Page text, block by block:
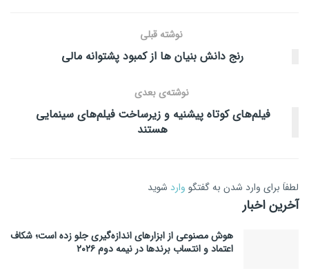
نوشته قبلی
رنج دانش بنیان ها از کمبود پشتوانه مالی
نوشته‌ی بعدی
فیلم‌های کوتاه پیشنیه و زیرساخت فیلم‌های سینمایی
هستند
لطفاَ برای وارد شدن به گفتگو وارد شوید
آخرین اخبار
هوش مصنوعی از ابزارهای اندازه‌گیری جلو زده است؛ شکاف
اعتماد و انتساب برندها در نیمه دوم ۲۰۲۶